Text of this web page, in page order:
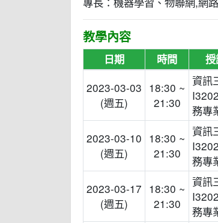
教學內容
日期 時間
2023-03-03
(週五)
18:30 ~
21:30
資訊
務專
2023-03-10
(週五)
18:30 ~
21:30
資訊
務專
2023-03-17
(週五)
18:30 ~
21:30
資訊
務專